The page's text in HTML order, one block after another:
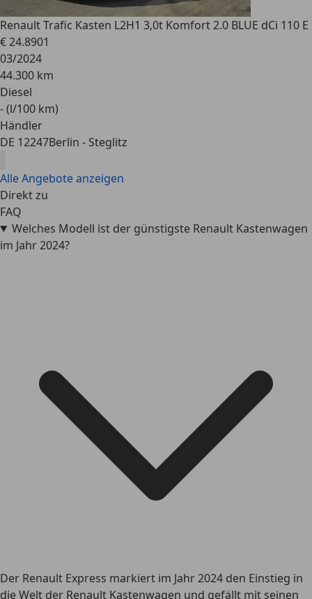
RenaultTrafic Kasten L2H1 3,0t Komfort 2.0 BLUE dCi 110 E
€ 24.8901
03/2024
44.300 km
Diesel
- (l/100 km)
Händler
DE 12247Berlin - Steglitz
Alle Angebote anzeigen
Direkt zu
FAQ
Welches Modell ist der günstigste Renault Kastenwagen
im Jahr 2024?
Der Renault Express markiert im Jahr 2024 den Einstieg in
die Welt der Renault Kastenwagen und gefällt mit seinen